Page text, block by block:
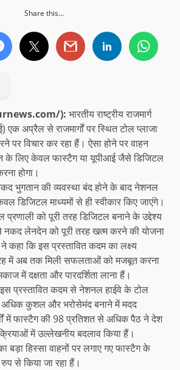
Share this...
): भारतीय राष्ट्रीय राजमार्ग
अप्रैल से राजमार्गों पर स्थित टोल प्लाजा
पर विचार कर रहा हैं। ऐसा होने पर वाहन
के लिए केवल फास्टैग या यूपीआई जैसे डिजिटल
होगा।
भुगतान की व्यवस्था बंद होने के बाद नेशनल
डिजिटल माध्यमों से ही स्वीकार किए जाएंगे।
को पूरी तरह डिजिटल बनाने के उद्देश्य
लेनदेन को पूरी तरह खत्म करने की योजना
कहा कि इस प्रस्तावित कदम का लक्ष्य
में अब तक मिली सफलताओं को मजबूत करना
में दक्षता और पारदर्शिता लाना हैं।
प्रस्तावित कदम से नेशनल हाईवे के टोल
अधिक कुशल और भरोसेमंद बनाने में मदद
में फास्टैग की 98 प्रतिशत से अधिक पैठ ने देश
में उल्लेखनीय बदलाव किया हैं।
बड़ा हिस्सा वाहनों पर लगाए गए फास्टैग के
से किया जा रहा हैं।